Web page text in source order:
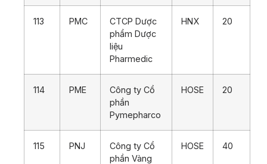
113 PMC
CTCP Dược
phẩm Dược
liệu
Pharmedic
HNX 20
114 PME
Công ty Cổ
phần
Pymepharco
HOSE 20
115 PNJ
Công ty Cổ
phần Vàng
HOSE 40